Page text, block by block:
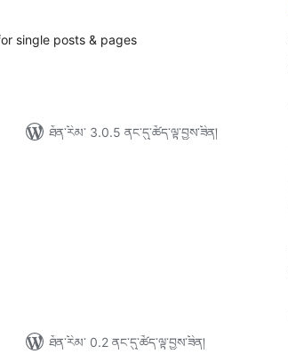
single posts & pages
ཐོན་རིམ་ 3.0.5 ནང་དུ་ཚོད་ལྟ་བྱས་ཟིན།
ཐོན་རིམ་ 0.2 ནང་དུ་ཚོད་ལྟ་བྱས་ཟིན།